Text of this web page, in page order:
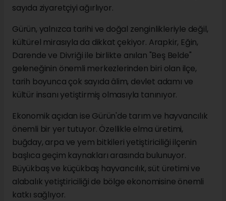
sayıda ziyaretçiyi ağırlıyor.
Gürün, yalnızca tarihi ve doğal zenginlikleriyle değil,
kültürel mirasıyla da dikkat çekiyor. Arapkir, Eğin,
Darende ve Divriği ile birlikte anılan "Beş Belde"
geleneğinin önemli merkezlerinden biri olan ilçe,
tarih boyunca çok sayıda âlim, devlet adamı ve
kültür insanı yetiştirmiş olmasıyla tanınıyor.
Ekonomik açıdan ise Gürün'de tarım ve hayvancılık
önemli bir yer tutuyor. Özellikle elma üretimi,
buğday, arpa ve yem bitkileri yetiştiriciliği ilçenin
başlıca geçim kaynakları arasında bulunuyor.
Büyükbaş ve küçükbaş hayvancılık, süt üretimi ve
alabalık yetiştiriciliği de bölge ekonomisine önemli
katkı sağlıyor.